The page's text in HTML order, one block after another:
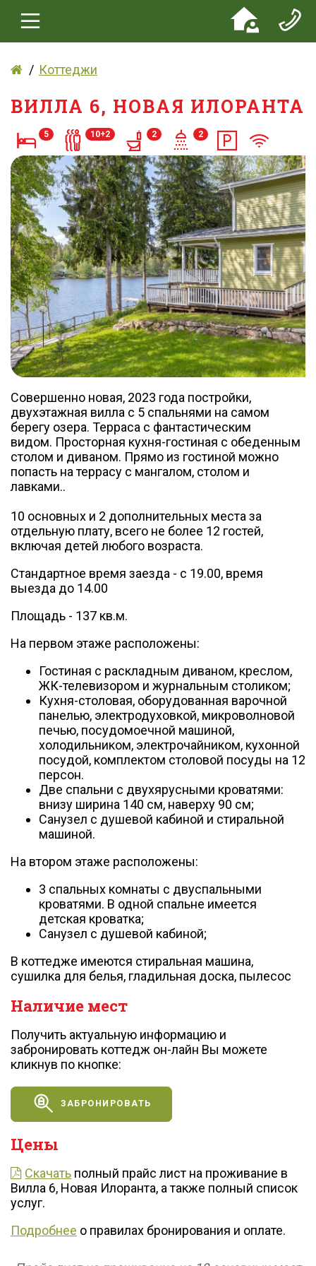
Коттеджи
ВИЛЛА 6, НОВАЯ ИЛОРАНТА
5 10+2 2 2
Совершенно новая, 2023 года постройки,
двухэтажная вилла с 5 спальнями на самом
берегу озера. Терраса с фантастическим
видом. Просторная кухня-гостиная с обеденным
столом и диваном. Прямо из гостиной можно
попасть на террасу с мангалом, столом и
лавками..
10 основных и 2 дополнительных места за
отдельную плату, всего не более 12 гостей,
включая детей любого возраста.
Стандартное время заезда - с 19.00, время
выезда до 14.00
Площадь - 137 кв.м.
На первом этаже расположены:
Гостиная с раскладным диваном, креслом,
ЖК-телевизором и журнальным столиком;
Кухня-столовая, оборудованная варочной
панелью, электродуховкой, микроволновой
печью, посудомоечной машиной,
холодильником, электрочайником, кухонной
посудой, комплектом столовой посуды на 12
персон.
Две спальни с двухярусными кроватями:
внизу ширина 140 см, наверху 90 см;
Санузел с душевой кабиной и стиральной
машиной.
На втором этаже расположены:
3 спальных комнаты с двуспальными
кроватями. В одной спальне имеется
детская кроватка;
Санузел с душевой кабиной;
В коттедже имеются стиральная машина,
сушилка для белья, гладильная доска, пылесос
Наличие мест
Получить актуальную информацию и
забронировать коттедж он-лайн Вы можете
кликнув по кнопке:
ЗАБРОНИРОВАТЬ
Цены
Скачать полный прайс лист на проживание в
Вилла 6, Новая Илоранта, а также полный список
услуг.
Подробнее о правилах бронирования и оплате.